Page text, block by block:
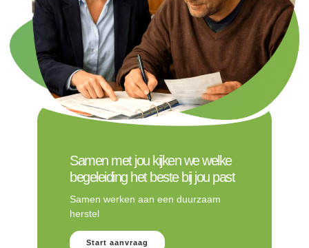
Samen met jou kijken we welke
begeleiding het beste bij jou past
Samen werken aan een duurzaam
herstel
Start aanvraag